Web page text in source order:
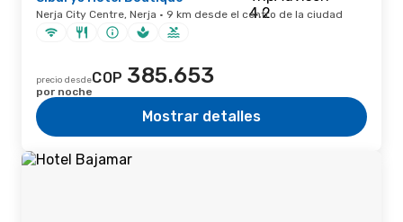
Nerja City Centre, Nerja · 9 km desde el centro de la ciudad
precio desdeCOP 385.653
por noche
Mostrar detalles